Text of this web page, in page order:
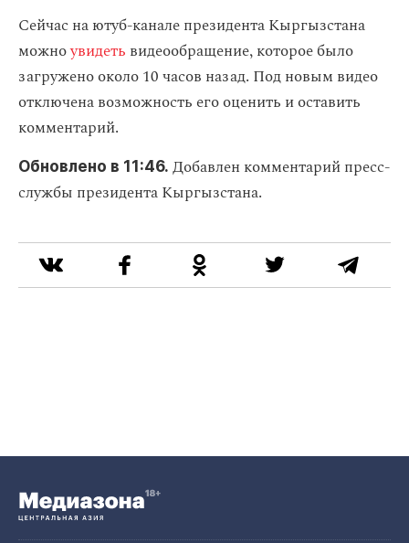
Сейчас на ютуб-канале президента Кыргызстана
можноувидеть видеообращение, которое было
загружено около 10 часов назад. Под новым видео
отключена возможность его оценить и оставить
комментарий.
Обновлено в 11:46. Добавлен комментарий пресс-
службы президента Кыргызстана.